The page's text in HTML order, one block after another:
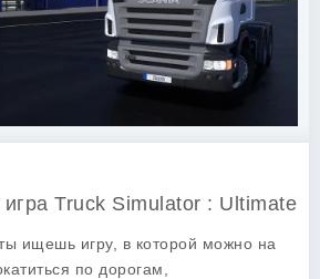
игра Truck Simulator : Ultimate
ищешь игру, в которой можно на
по дорогам,